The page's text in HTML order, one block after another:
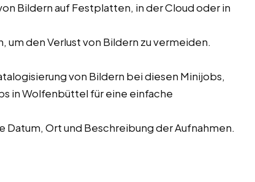
Bildern auf Festplatten, in der Cloud oder in
um den Verlust von Bildern zu vermeiden.
von Bildern bei diesen Minijobs,
in Wolfenbüttel für eine einfache
Datum, Ort und Beschreibung der Aufnahmen.